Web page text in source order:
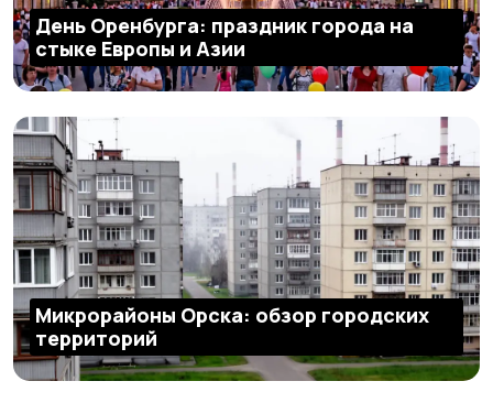
День Оренбурга: праздник города на
стыке Европы и Азии
Микрорайоны Орска: обзор городских
территорий